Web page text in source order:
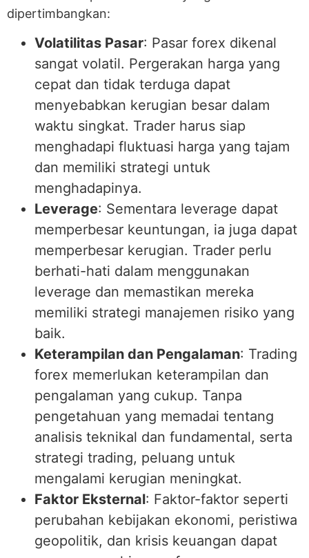
dipertimbangkan:
Volatilitas Pasar: Pasar forex dikenal
sangat volatil. Pergerakan harga yang
cepat dan tidak terduga dapat
menyebabkan kerugian besar dalam
waktu singkat. Trader harus siap
menghadapi fluktuasi harga yang tajam
dan memiliki strategi untuk
menghadapinya.
Leverage: Sementara leverage dapat
memperbesar keuntungan, ia juga dapat
memperbesar kerugian. Trader perlu
berhati-hati dalam menggunakan
leverage dan memastikan mereka
memiliki strategi manajemen risiko yang
baik.
Keterampilan dan Pengalaman: Trading
forex memerlukan keterampilan dan
pengalaman yang cukup. Tanpa
pengetahuan yang memadai tentang
analisis teknikal dan fundamental, serta
strategi trading, peluang untuk
mengalami kerugian meningkat.
Faktor Eksternal: Faktor-faktor seperti
perubahan kebijakan ekonomi, peristiwa
geopolitik, dan krisis keuangan dapat